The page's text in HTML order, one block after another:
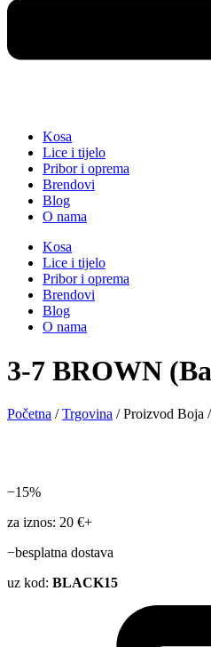
Kosa
Lice i tijelo
Pribor i oprema
Brendovi
Blog
O nama
Kosa
Lice i tijelo
Pribor i oprema
Brendovi
Blog
O nama
3-7 BROWN
Početna /Trgovina / Proizvod Boja
−15%
za iznos: 20 €+
−besplatna dostava
uz kod: BLACK15